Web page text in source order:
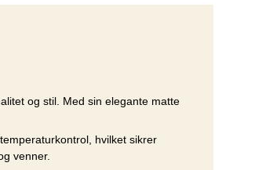
og stil. Med sin elegante matte
hvilket sikrer
venner.